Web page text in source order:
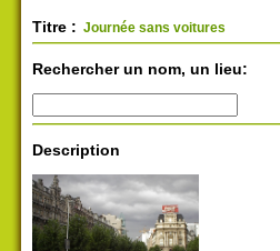
Titre : Journée sans voitures
Rechercher un nom, un lieu:
Description